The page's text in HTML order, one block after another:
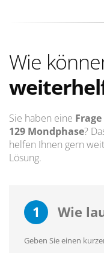
Wie
Sie haben eine Frage
129 Mondphase?
helfen Ihnen gern
Lösung.
1 Wie
Geben Sie einen